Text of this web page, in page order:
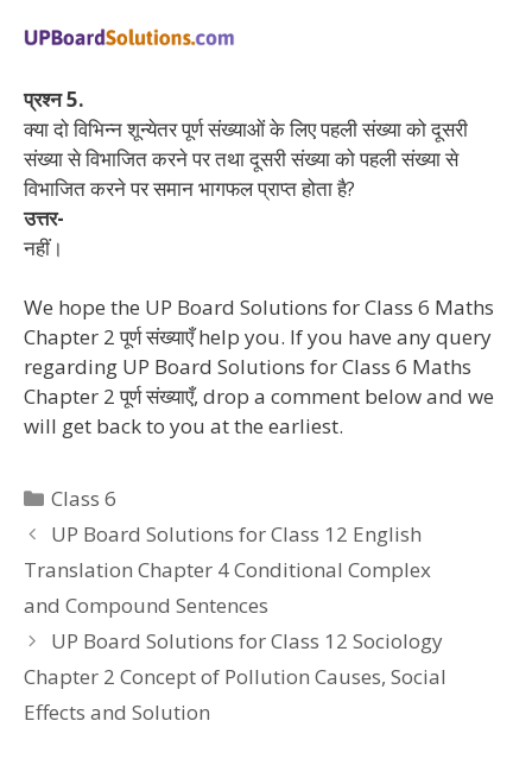
प्रश्न 5.
क्या दो विभिन्न शून्येतर पूर्ण संख्याओं के लिए पहली संख्या को दूसरी
संख्या से विभाजित करने पर तथा दूसरी संख्या को पहली संख्या से
विभाजित करने पर समान भागफल प्राप्त होता है?
उत्तर-
नहीं।
We hope the UP Board Solutions for Class 6 Maths
Chapter 2 पूर्ण संख्याएँ help you. If you have any query
regarding UP Board Solutions for Class 6 Maths
Chapter 2 पूर्ण संख्याएँ, drop a comment below and we
will get back to you at the earliest.
Categories
Class 6
UP Board Solutions for Class 12 English
Translation Chapter 4 Conditional Complex
and Compound Sentences
UP Board Solutions for Class 12 Sociology
Chapter 2 Concept of Pollution Causes, Social
Effects and Solution